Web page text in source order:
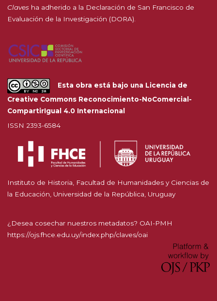
Claves ha adherido a la Declaración de San Francisco de
Evaluación de la Investigación (DORA).
Esta obra está bajo una Licencia de
Creative Commons Reconocimiento-NoComercial-
CompartirIgual 4.0 Internacional
ISSN 2393-6584
Instituto de Historia, Facultad de Humanidades y Ciencias de
la Educación, Universidad de la República, Uruguay
¿Desea cosechar nuestros metadatos? OAI-PMH
https://ojs.fhce.edu.uy/index.php/claves/oai